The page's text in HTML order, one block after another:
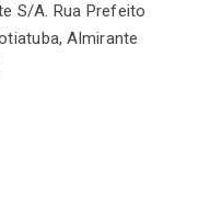
S/A. Rua Prefeito
Almirante